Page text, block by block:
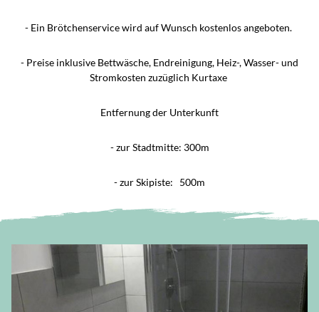
- Ein Brötchenservice wird auf Wunsch kostenlos angeboten.
- Preise inklusive Bettwäsche, Endreinigung, Heiz-, Wasser- und
Stromkosten zuzüglich Kurtaxe
Entfernung der Unterkunft
- zur Stadtmitte: 300m
- zur Skipiste: 500m